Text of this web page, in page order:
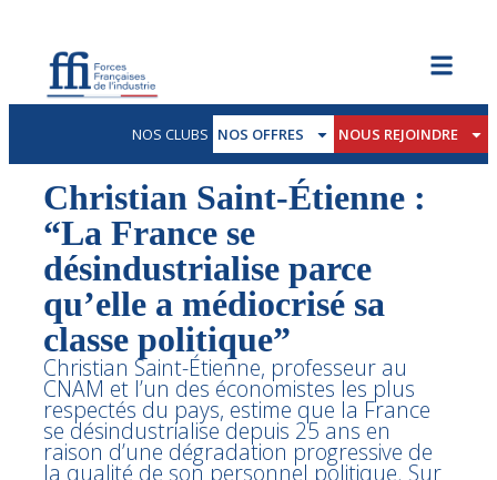
NOS CLUBS NOS OFFRES NOUS REJOINDRE
Christian Saint-Étienne :
“La France se
désindustrialise parce
qu’elle a médiocrisé sa
classe politique”
Christian Saint-Étienne, professeur au
CNAM et l’un des économistes les plus
respectés du pays, estime que la France
se désindustrialise depuis 25 ans en
raison d’une dégradation progressive de
la qualité de son personnel politique. Sur